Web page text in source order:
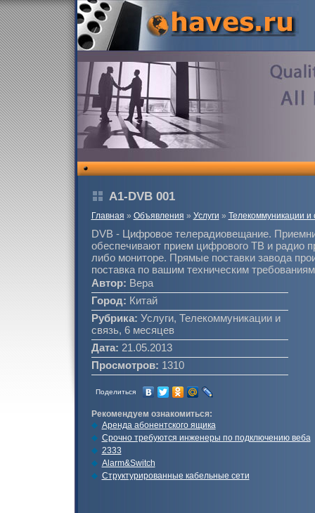
A1-DVB 001
Главная » Объявления » Услуги » Телекоммуникации и
DVB - Цифровое телерадиовещание.
обеспечивают прием цифрового ТВ и радио
либо мониторе. Прямые поставки завода
поставка по вашим техническим
Автор: Вера
Город: Китай
Рубрика: Услуги, Телекоммуникации и
связь, 6 месяцев
Дата: 21.05.2013
Просмотров: 1310
Поделиться
Рекомендуем ознакомиться:
Аренда абонентского ящика
Срочно требуются инженеры по подключению веба
2333
Alarm&Switch
Структурированные кабельные сети